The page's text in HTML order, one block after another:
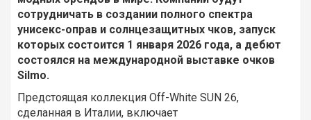
сотрудничать в создании полного спектра
унисекс-оправ и солнцезащитных чков, запуск
которых состоится 1 января 2026 года, а дебют
состоялся на международной выставке очков
Silmo.
Предстоящая коллекция Off-White SUN 26,
сделанная в Италии, включает